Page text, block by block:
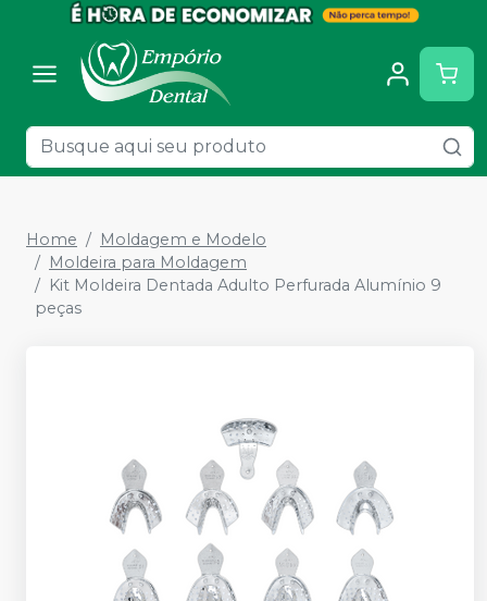
Home
Moldagem e Modelo
Moldeira para Moldagem
Kit Moldeira Dentada Adulto Perfurada Alumínio 9
peças